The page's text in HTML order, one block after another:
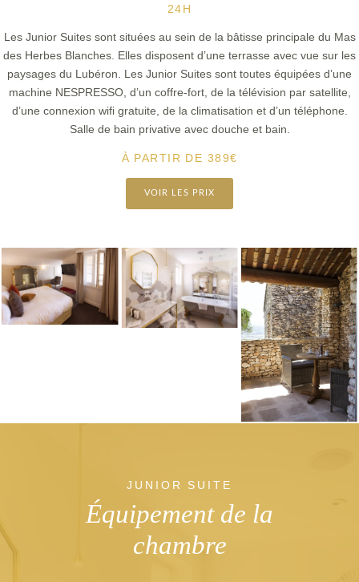
24H
Les Junior Suites sont situées au sein de la bâtisse principale du Mas
des Herbes Blanches. Elles disposent d’une terrasse avec vue sur les
paysages du Lubéron. Les Junior Suites sont toutes équipées d’une
machine NESPRESSO, d’un coffre-fort, de la télévision par satellite,
d’une connexion wifi gratuite, de la climatisation et d’un téléphone.
Salle de bain privative avec douche et bain.
À PARTIR DE 389€
VOIR LES PRIX
JUNIOR SUITE
Équipement de la
chambre